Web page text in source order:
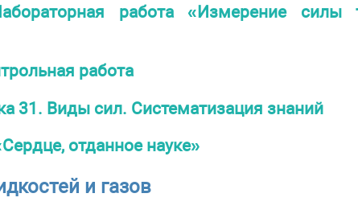
работа «Измерение силы
работа
31. Виды сил. Систематизация знаний
отданное науке»
и газов